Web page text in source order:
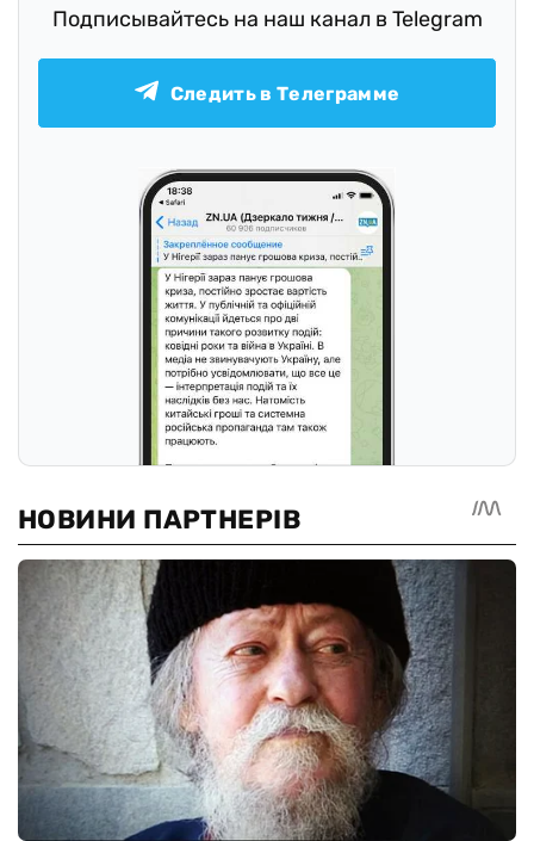
Подписывайтесь на наш канал в Telegram
Следить в Телеграмме